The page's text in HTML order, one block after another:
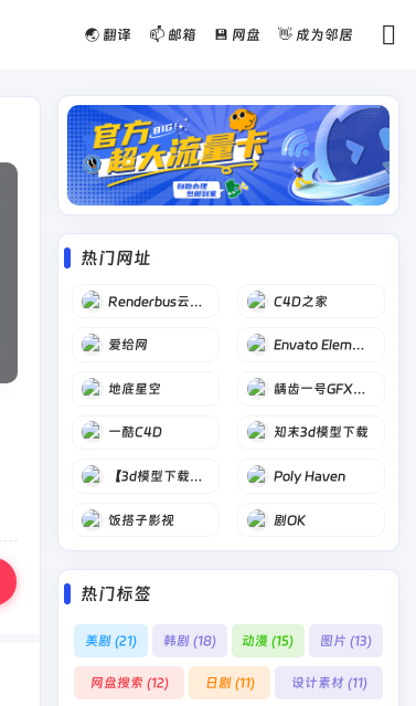
🌏 翻译 📫 邮箱 💾 网盘 👋 成为邻居
热门网址
Renderbus云渲染农场 C4D之家
爱给网 Envato Elements
地底星空 龋齿一号GFXCamp – CG营地
一酷C4D 知末3d模型下载
【3d模型下载】建E网 Poly Haven
饭搭子影视 剧OK
热门标签
美剧 (21) 韩剧 (18) 动漫 (15) 图片 (13)
网盘搜索 (12) 日剧 (11) 设计素材 (11)